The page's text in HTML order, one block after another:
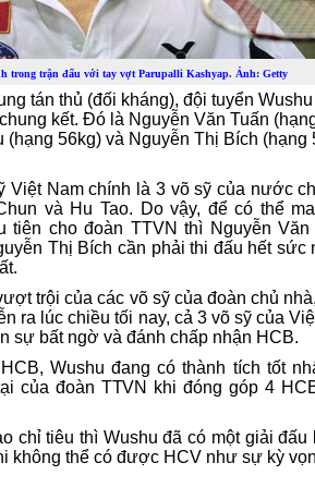
trong trận đấu với tay vợt Parupalli Kashyap. Ảnh: Getty
tán thủ (đối kháng), đội tuyển
kết. Đó là Nguyễn Văn Tuấn
(hạng 56kg) và Nguyễn Thị Bích (hạng
Việt Nam chính là 3 võ sỹ của nước
và Hu Tao. Do vậy, để có thể
tiên cho đoàn TTVN thì Nguyễn Văn
Thị Bích cần phải thi đấu hết sức
trội của các võ sỹ của đoàn chủ
ra lúc chiều tối nay, cả 3 võ sỹ của
sự bất ngờ và đánh chấp nhận HCB.
Wushu đang có thành tích tốt
của đoàn TTVN khi đóng góp 4
chỉ tiêu thì Wushu đã có một giải đấu
không thể có được HCV như sự kỳ